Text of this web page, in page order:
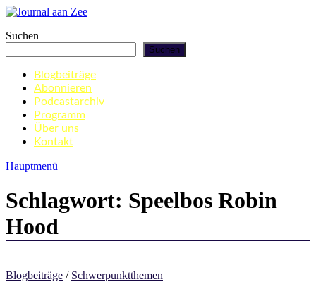
Zum
springen
Journal aan Zee
Suchen
Suchen
Blogbeiträge
Abonnieren
Podcastarchiv
Programm
Über uns
Kontakt
Hauptmenü
Schlagwort: Speelbos Robin
Hood
Blogbeiträge / Schwerpunktthemen